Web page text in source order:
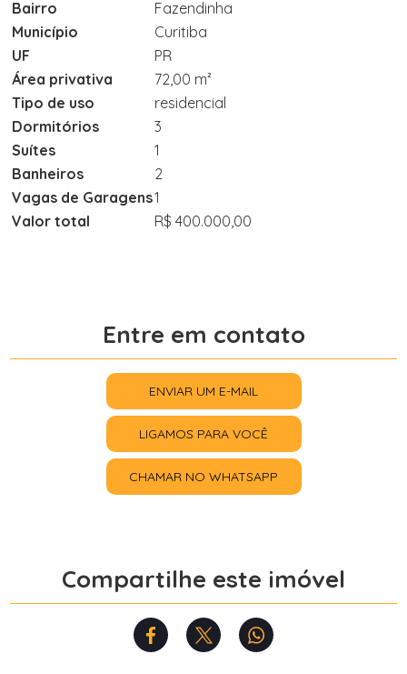
Bairro
Fazendinha
Município
Curitiba
UF
PR
Área privativa
72,00 m²
Tipo de uso
residencial
Dormitórios
3
Suítes
1
Banheiros
2
Vagas de Garagens1
Valor total
R$ 400.000,00
Entre em contato
ENVIAR UM E-MAIL
LIGAMOS PARA VOCÊ
CHAMAR NO WHATSAPP
Compartilhe este imóvel